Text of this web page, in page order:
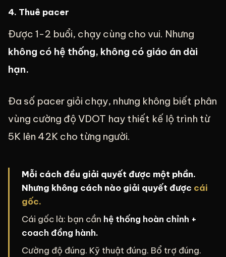
4. Thuê pacer
Được 1-2 buổi, chạy cùng cho vui. Nhưng
không có hệ thống, không có giáo án dài
hạn.
Đa số pacer giỏi chạy, nhưng không biết phân
vùng cường độ VDOT hay thiết kế lộ trình từ
5K lên 42K cho từng người.
Mỗi cách đều giải quyết được một phần.
Nhưng không cách nào giải quyết được cái
gốc.
Cái gốc là: bạn cần hệ thống hoàn chỉnh +
coach đồng hành.
Cường độ đúng. Kỹ thuật đúng. Bổ trợ đúng.